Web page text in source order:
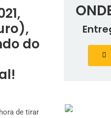
do
de tirar